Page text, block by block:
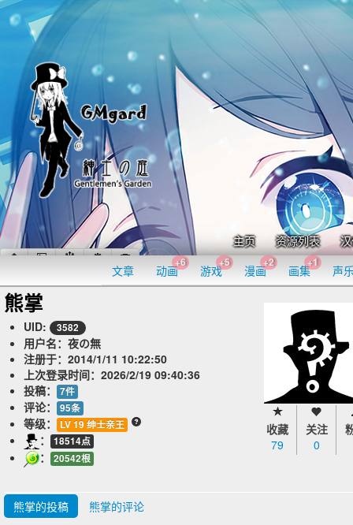
主页 资源列表
文章 动画
+6
游戏
+5
漫画
+2
画集
+1
声
收藏
79
关注
0
熊掌
UID: 3582
用户名：夜の無
注册于： 2014/1/11 10:22:50
上次登录时间： 2026/2/19 09:40:36
投稿：
7件
评论： 95条
等级： LV 19 绅士亲王
： 18514点
： 20542根
熊掌的投稿 熊掌的评论